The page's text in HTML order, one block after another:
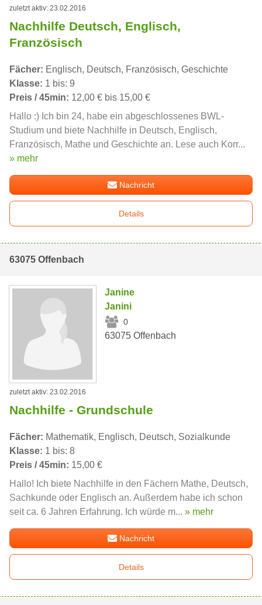
zuletzt aktiv: 23.02.2016
Nachhilfe Deutsch, Englisch,
Französisch
Fächer: Englisch, Deutsch, Französisch, Geschichte
Klasse: 1 bis: 9
Preis / 45min: 12,00 € bis 15,00 €
Hallo :) Ich bin 24, habe ein abgeschlossenes BWL-
Studium und biete Nachhilfe in Deutsch, Englisch,
Französisch, Mathe und Geschichte an. Lese auch Korr...
» mehr
Nachricht
Details
63075 Offenbach
Janine
Janini
0
63075 Offenbach
zuletzt aktiv: 23.02.2016
Nachhilfe - Grundschule
Fächer: Mathematik, Englisch, Deutsch, Sozialkunde
Klasse: 1 bis: 8
Preis / 45min: 15,00 €
Hallo! Ich biete Nachhilfe in den Fächern Mathe, Deutsch,
Sachkunde oder Englisch an. Außerdem habe ich schon
seit ca. 6 Jahren Erfahrung. Ich würde m... » mehr
Nachricht
Details